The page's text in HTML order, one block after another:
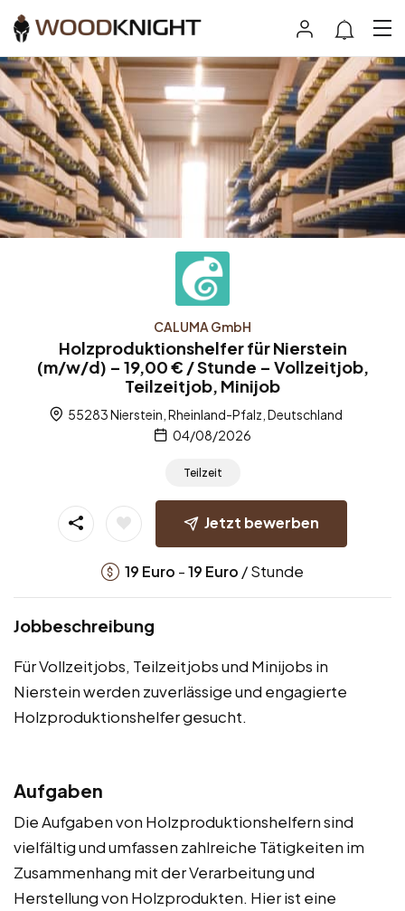
CALUMA GmbH
Holzproduktionshelfer für Nierstein
(m/w/d) – 19,00 € / Stunde – Vollzeitjob,
Teilzeitjob, Minijob
55283 Nierstein, Rheinland-Pfalz, Deutschland
04/08/2026
Teilzeit
Jetzt bewerben
19 Euro -19 Euro / Stunde
Jobbeschreibung
Für Vollzeitjobs, Teilzeitjobs und Minijobs in
Nierstein werden zuverlässige und engagierte
Holzproduktionshelfer gesucht.
Aufgaben
Die Aufgaben von Holzproduktionshelfern sind
vielfältig und umfassen zahlreiche Tätigkeiten im
Zusammenhang mit der Verarbeitung und
Herstellung von Holzprodukten. Hier ist eine